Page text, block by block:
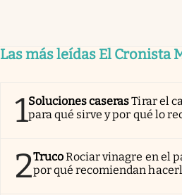
Las más leídas El Cronista
1Soluciones caserasTirar el
para qué sirve y por qué lo
2TrucoRociar vinagre en el
por qué recomiendan